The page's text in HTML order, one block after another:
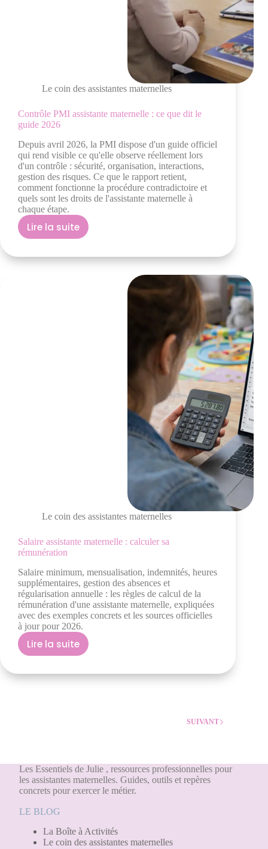
Le coin des assistantes maternelles
Contrôle PMI assistante maternelle : ce que dit le
guide 2026
Depuis avril 2026, la PMI dispose d'un guide officiel
qui rend visible ce qu'elle observe réellement lors
d'un contrôle : sécurité, organisation, interactions,
gestion des risques. Ce que le rapport retient,
comment fonctionne la procédure contradictoire et
quels sont les droits de l'assistante maternelle à
chaque étape.
Lire la suite
Le coin des assistantes maternelles
Salaire assistante maternelle : calculer sa
rémunération
Salaire minimum, mensualisation, indemnités, heures
supplémentaires, gestion des absences et
régularisation annuelle : les règles de calcul de la
rémunération d'une assistante maternelle, expliquées
avec des exemples concrets et les sources officielles
à jour pour 2026.
Lire la suite
SUIVANT
Les Essentiels de Julie , ressources professionnelles pour
les assistantes maternelles. Guides, outils et repères
concrets pour exercer le métier.
LE BLOG
La Boîte à Activités
Le coin des assistantes maternelles